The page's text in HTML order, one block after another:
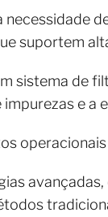
suportem
sistema de
e a